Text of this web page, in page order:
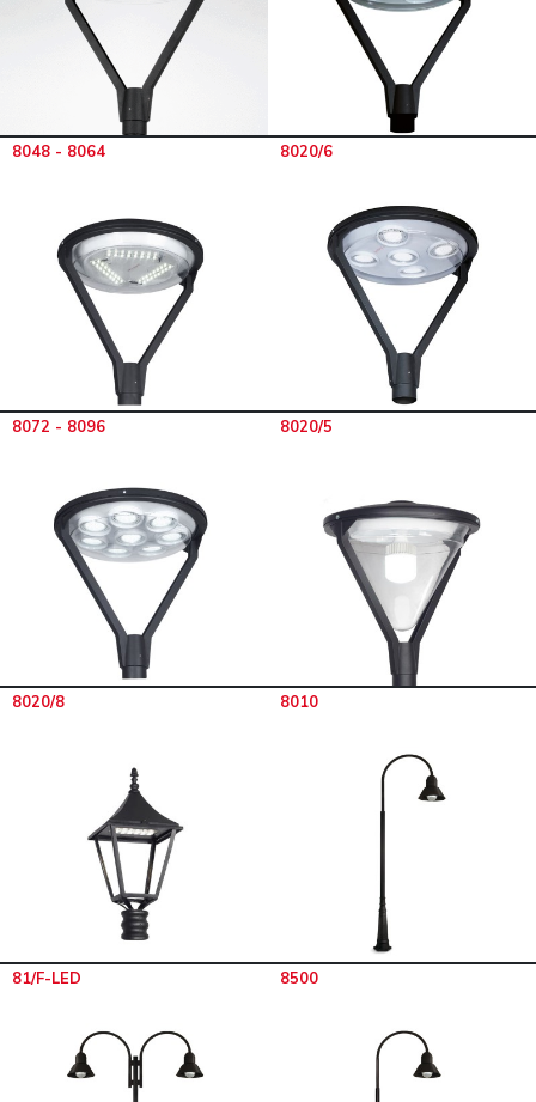
8048 - 8064 8020/6
8072 - 8096 8020/5
8020/8 8010
81/F-LED 8500